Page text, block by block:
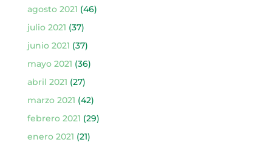
agosto 2021 (46)
julio 2021 (37)
junio 2021 (37)
mayo 2021 (36)
abril 2021 (27)
marzo 2021 (42)
febrero 2021 (29)
enero 2021 (21)